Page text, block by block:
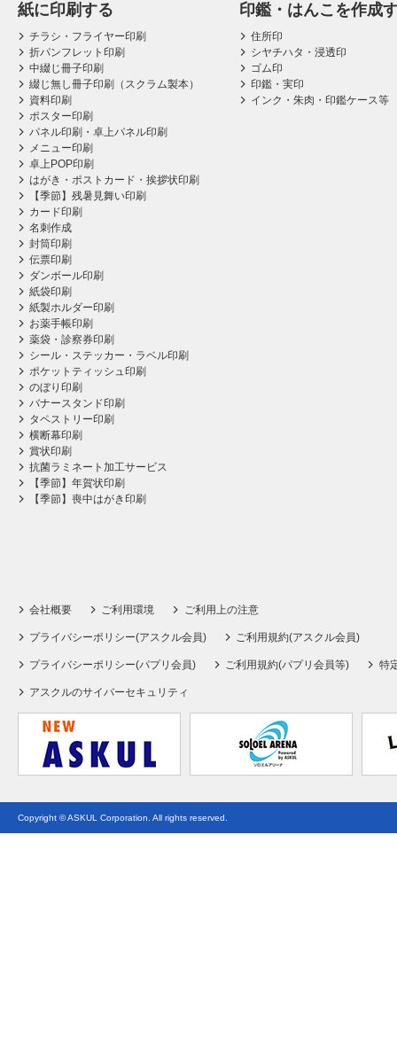
紙に印刷する
チラシ・フライヤー印刷
折パンフレット印刷
中綴じ冊子印刷
綴じ無し冊子印刷（スクラム製本）
資料印刷
ポスター印刷
パネル印刷・卓上パネル印刷
メニュー印刷
卓上POP印刷
はがき・ポストカード・挨拶状印刷
【季節】残暑見舞い印刷
カード印刷
名刺作成
封筒印刷
伝票印刷
ダンボール印刷
紙袋印刷
紙製ホルダー印刷
お薬手帳印刷
薬袋・診察券印刷
シール・ステッカー・ラベル印刷
ポケットティッシュ印刷
のぼり印刷
バナースタンド印刷
タペストリー印刷
横断幕印刷
賞状印刷
抗菌ラミネート加工サービス
【季節】年賀状印刷
【季節】喪中はがき印刷
印鑑・はんこを作成
住所印
シヤチハタ・浸透印
ゴム印
印鑑・実印
インク・朱肉・印鑑ケース等
会社概要 ご利用環境 ご利用上の注意
プライバシーポリシー(アスクル会員) ご利用規約(アスクル会員)
プライバシーポリシー(パプリ会員) ご利用規約(パプリ会員等) 特
アスクルのサイバーセキュリティ
Copyright © ASKUL Corporation. All rights reserved.